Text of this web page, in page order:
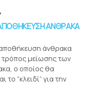
ΑΝΘΡΑΚΑ
άνθρακα
τρόπος μείωσης των
ο οποίος θα
το “κλειδί” για την